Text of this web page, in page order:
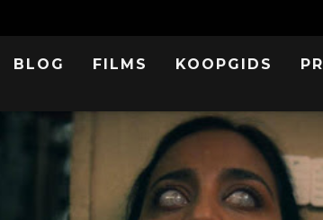
BLOG FILMS KOOPGIDS